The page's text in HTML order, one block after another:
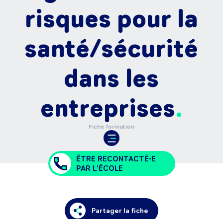
risques pour la
santé/sécurité
dans les
entreprises
Fiche formation
ÊTRE RECONTACTÉ•E
PAR L'ÉCOLE
Partager la fiche